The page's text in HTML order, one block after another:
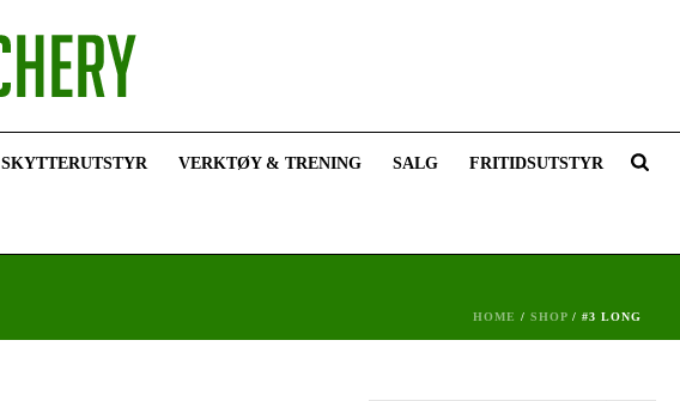
SKYTTERUTSTYR VERKTØY & TRENING SALG FRITIDSUTSTYR
HOME / SHOP / #3 LONG